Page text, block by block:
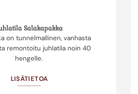
Salakapakka
on tunnelmallinen, vanhasta
remontoitu juhlatila noin 40
hengelle.
LISÄTIETOA